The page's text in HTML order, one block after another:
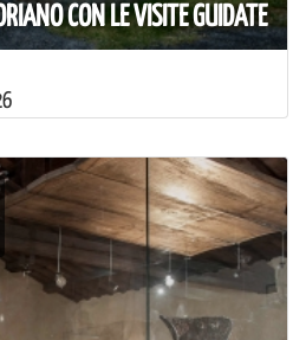
CON LE VISITE GUIDATE